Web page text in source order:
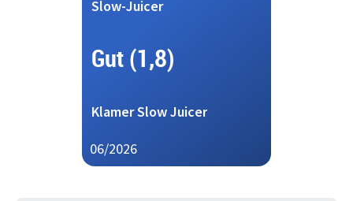
Slow-Juicer
Gut (1,8)
Klamer Slow Juicer
06/2026